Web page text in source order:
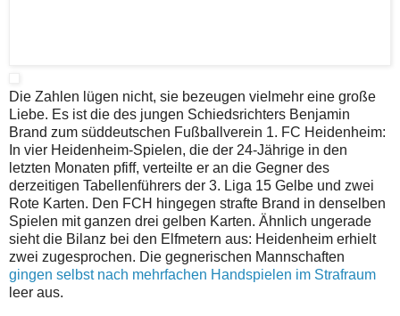
Die Zahlen lügen nicht, sie bezeugen vielmehr eine große
Liebe. Es ist die des jungen Schiedsrichters Benjamin
Brand zum süddeutschen Fußballverein 1. FC Heidenheim:
In vier Heidenheim-Spielen, die der 24-Jährige in den
letzten Monaten pfiff, verteilte er an die Gegner des
derzeitigen Tabellenführers der 3. Liga 15 Gelbe und zwei
Rote Karten. Den FCH hingegen strafte Brand in denselben
Spielen mit ganzen drei gelben Karten. Ähnlich ungerade
sieht die Bilanz bei den Elfmetern aus: Heidenheim erhielt
zwei zugesprochen. Die gegnerischen Mannschaften
gingen selbst nach mehrfachen Handspielen im Strafraum
leer aus.